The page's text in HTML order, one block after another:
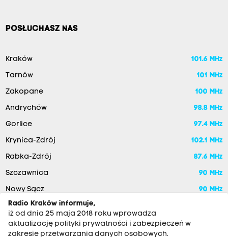
POSŁUCHASZ NAS
Kraków 101.6 MHz
Tarnów 101 MHz
Zakopane 100 MHz
Andrychów 98.8 MHz
Gorlice 97.4 MHz
Krynica-Zdrój 102.1 MHz
Rabka-Zdrój 87.6 MHz
Szczawnica 90 MHz
Nowy Sącz
90 MHz
Radio Kraków informuje,
iż od dnia 25 maja 2018 roku wprowadza
aktualizację polityki prywatności i zabezpieczeń w
zakresie przetwarzania danych osobowych.